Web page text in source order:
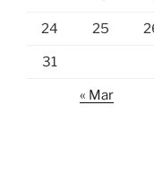
24 25
31
« Mar